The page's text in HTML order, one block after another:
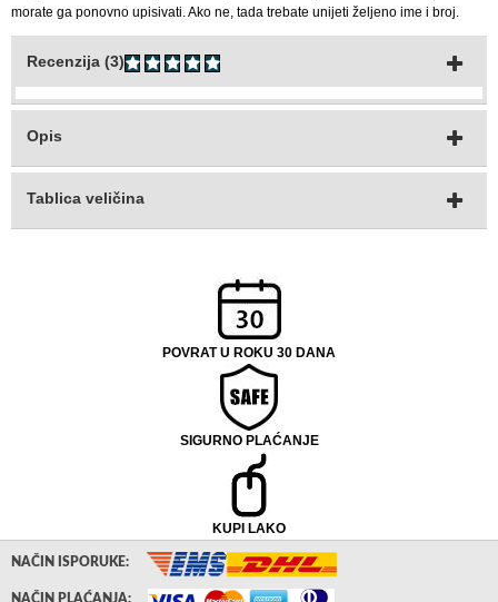
morate ga ponovno upisivati. Ako ne, tada trebate unijeti željeno ime i broj.
Recenzija (3)
Opis
Tablica veličina
POVRAT U ROKU 30 DANA
SIGURNO PLAĆANJE
KUPI LAKO
NAČIN ISPORUKE:
NAČIN PLAĆANJA: